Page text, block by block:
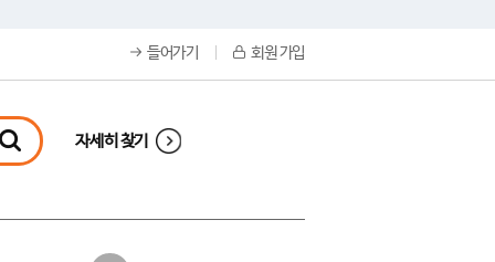
들어가기 회원 가입
자세히 찾기